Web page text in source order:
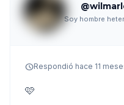
Soy hombre
scheduleRespondió hace 11
🩷